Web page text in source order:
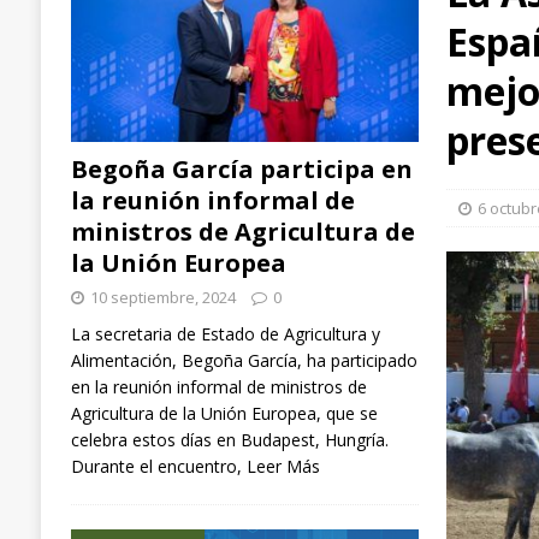
arroz, aplicadas en España, Italia y Chile
[ 3 septiembre, 2024 ]
Ángel Ballesteros
el sector”
GANADERÍA
Begoña García
NACIONAL
6
Begoña García participa en
la reunión informal de
ministros de Agricultura de
la Unión Europea
10 septiembre, 2024 0
La secretaria de Estado de Agricultura y
Alimentación, Begoña García, ha participado
en la reunión informal de ministros de
Agricultura de la Unión Europea, que se
celebra estos días en Budapest, Hungría.
Durante el encuentro, Leer Más